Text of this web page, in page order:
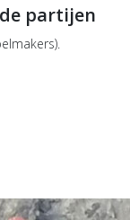
partijen